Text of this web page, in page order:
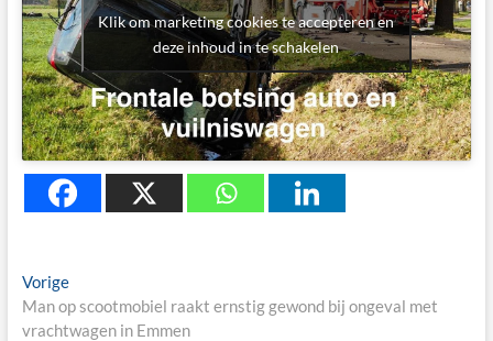
Klik om marketing cookies te accepteren en
deze inhoud in te schakelen
Berichtnavigatie
VorigePrevious
post:
Man op scootmobiel raakt ernstig gewond bij ongeval met
vrachtwagen in Emmen